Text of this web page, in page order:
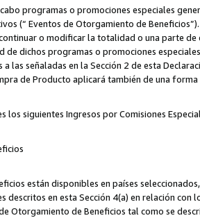
programas o promociones especiales
(“ Eventos de Otorgamiento de
o modificar la totalidad o una parte
dichos programas o promociones
las señaladas en la Sección 2 de esta
de Producto aplicará también de una
los siguientes Ingresos por Comisiones
están disponibles en países
descritos en esta Sección 4(a) en relación
Otorgamiento de Beneficios tal como se